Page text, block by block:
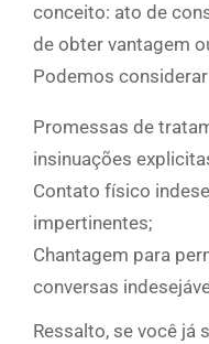
conceito: ato de
de obter vantagem
Podemos
Promessas de
insinuações
Contato físico
impertinentes;
Chantagem para
conversas
Ressalto, se você já